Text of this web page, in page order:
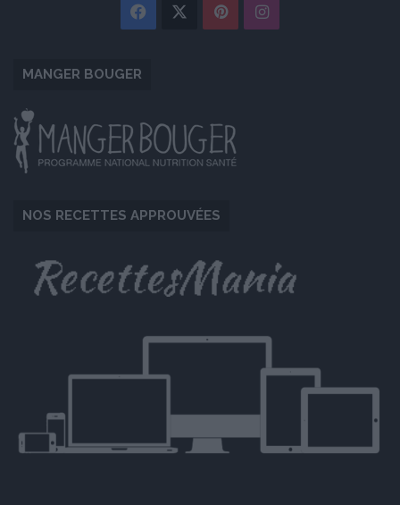
Facebook PinterestInstagram
MANGER BOUGER
NOS RECETTES APPROUVÉES